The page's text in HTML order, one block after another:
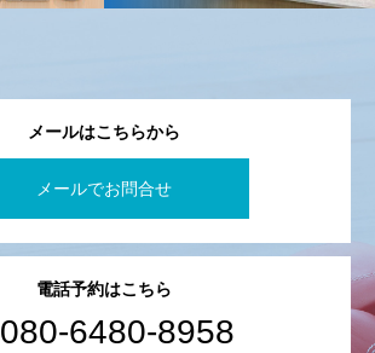
メールはこちらから
メールでお問合せ
電話予約はこちら
080-6480-8958